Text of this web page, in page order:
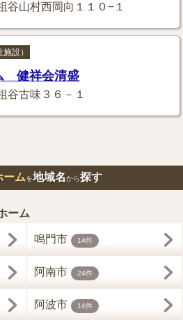
谷山村西岡向１１０−１
設）
健祥会清盛
谷古味３６－１
ームを地域名から探す
ーム
鳴門市 14件
阿南市 24件
阿波市 14件